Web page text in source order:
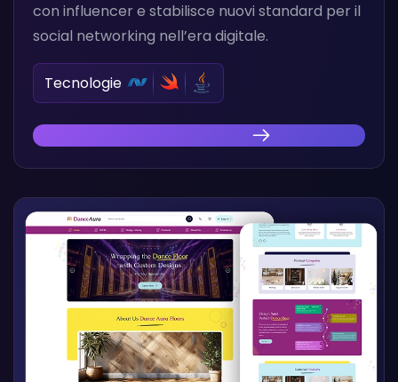
con influencer e stabilisce nuovi standard per il
social networking nell’era digitale.
Tecnologie
Scopri la Nostra Innovazione